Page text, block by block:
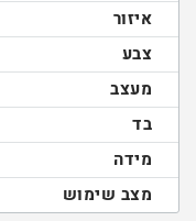
איזור
צבע
מעצב
בד
מידה
מצב שימוש